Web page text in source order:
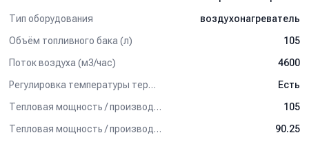
Система подачи топлива может быть подсоединена к большой
емкости с горючим при использовании двух труб (подачи и
Характерные преимущества:
- Автоматическая встроенная дизельная горелка
равномерную подачу топлива в форсунку.
- Чистое сгорание топлива вследствие постоянного давления
топлива, угла распыления, пропорции топливно-воздушной
Тип оборудования
воздухонагреватель
Объём топливного бака (л)
105
Поток воздуха (м3/час)
4600
Регулировка температуры термостатом
Есть
Тепловая мощность / производительность (кВт)
105
Тепловая мощность / производительность (ккал/ч)
90.25